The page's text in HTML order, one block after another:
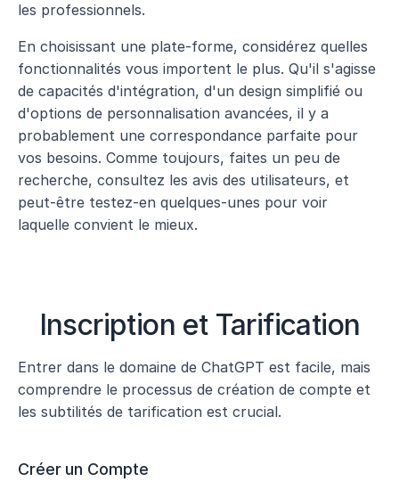
les professionnels.
En choisissant une plate-forme, considérez quelles
fonctionnalités vous importent le plus. Qu'il s'agisse
de capacités d'intégration, d'un design simplifié ou
d'options de personnalisation avancées, il y a
probablement une correspondance parfaite pour
vos besoins. Comme toujours, faites un peu de
recherche, consultez les avis des utilisateurs, et
peut-être testez-en quelques-unes pour voir
laquelle convient le mieux.
Inscription et Tarification
Entrer dans le domaine de ChatGPT est facile, mais
comprendre le processus de création de compte et
les subtilités de tarification est crucial.
Créer un Compte